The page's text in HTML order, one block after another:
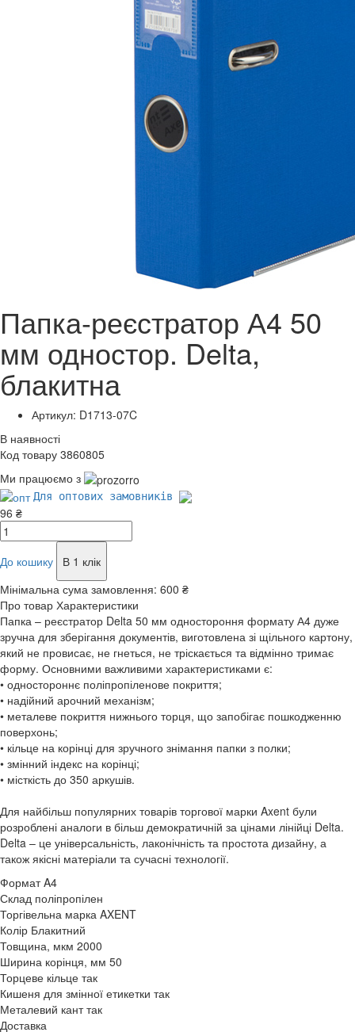
Папка-реєстратор А4 50
мм одностор. Delta,
блакитна
Артикул: D1713-07C
В наявності
Код товару 3860805
Ми працюємо з
Для оптових замовників
96 ₴
До кошику
В 1 клік
Мінімальна сума замовлення: 600 ₴
Про товар Характеристики
Папка – реєстратор Delta 50 мм одностороння формату А4 дуже
зручна для зберігання документів, виготовлена зі щільного картону,
який не провисає, не гнеться, не тріскається та відмінно тримає
форму. Основними важливими характеристиками є:
• одностороннє поліпропіленове покриття;
• надійний арочний механізм;
• металеве покриття нижнього торця, що запобігає пошкодженню
поверхонь;
• кільце на корінці для зручного знімання папки з полки;
• змінний індекс на корінці;
• місткість до 350 аркушів.
Для найбільш популярних товарів торгової марки Axent були
розроблені аналоги в більш демократичній за цінами лінійці Delta.
Delta – це універсальність, лаконічність та простота дизайну, а
також якісні матеріали та сучасні технології.
Формат A4
Склад поліпропілен
Торгівельна марка AXENT
Колір Блакитний
Товщина, мкм 2000
Ширина корінця, мм 50
Торцеве кільце так
Кишеня для змінної етикетки так
Металевий кант так
Доставка